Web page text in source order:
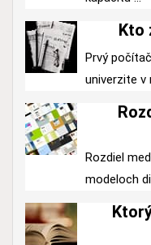
Kto
Prvý
univerzite v
Rozdiel
modeloch